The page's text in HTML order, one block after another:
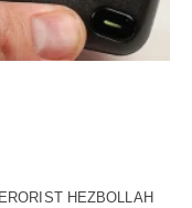
HEZBOLLAH